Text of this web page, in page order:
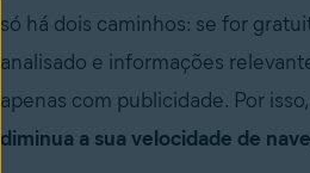
só há dois caminhos: se for
analisado e informações
apenas com publicidade. Por isso,
diminua a sua velocidade de